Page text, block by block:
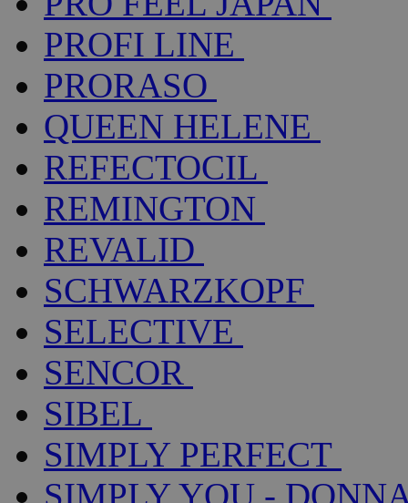
PROFI LINE
PRORASO
QUEEN HELENE
REFECTOCIL
REMINGTON
REVALID
SCHWARZKOPF
SELECTIVE
SENCOR
SIBEL
SIMPLY PERFECT
SIMPLY YOU -